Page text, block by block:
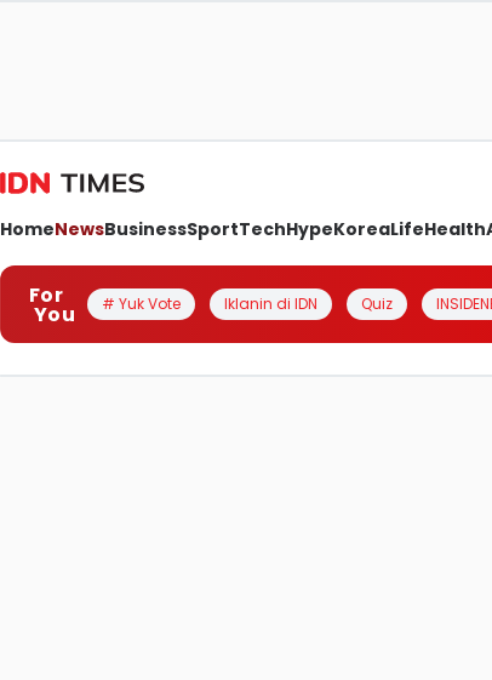
HomeNewsBusinessSportTechHypeKoreaLifeHealth
For
You # Yuk Vote Iklanin di IDN Quiz